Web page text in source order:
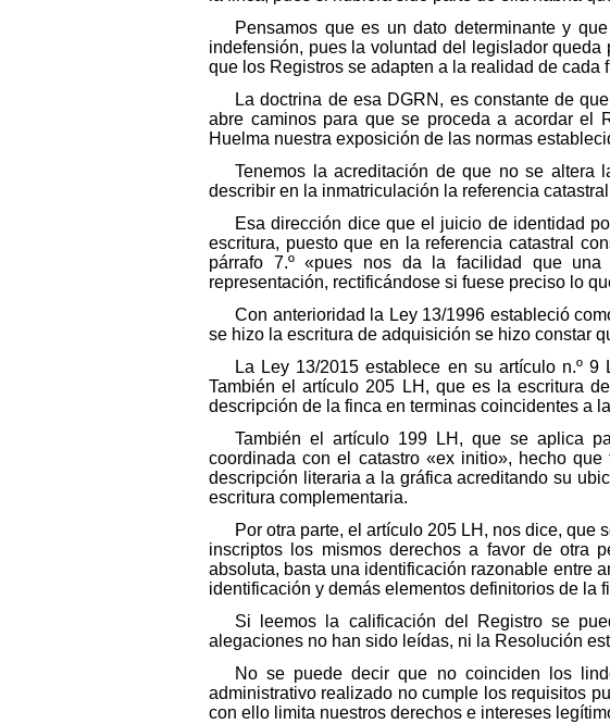
Pensamos que es un dato determinante y
indefensión, pues la voluntad del legislador
que los Registros se adapten a la realidad de cada
La doctrina de esa DGRN, es constante de
abre caminos para que se proceda a acordar el
Huelma nuestra exposición de las normas
Tenemos la acreditación de que no se
describir en la inmatriculación la referencia
Esa dirección dice que el juicio de identidad
escritura, puesto que en la referencia catastral
párrafo 7.º «pues nos da la facilidad que
representación, rectificándose si fuese preciso lo
Con anterioridad la Ley 13/1996 estableció
se hizo la escritura de adquisición se hizo constar
La Ley 13/2015 establece en su artículo n.º
También el artículo 205 LH, que es la escritura
descripción de la finca en terminas coincidentes a
También el artículo 199 LH, que se aplica
coordinada con el catastro «ex initio», hecho
descripción literaria a la gráfica acreditando su
escritura complementaria.
Por otra parte, el artículo 205 LH, nos dice,
inscriptos los mismos derechos a favor de otra
absoluta, basta una identificación razonable entre
identificación y demás elementos definitorios de la
Si leemos la calificación del Registro se
alegaciones no han sido leídas, ni la Resolución
No se puede decir que no coinciden los
administrativo realizado no cumple los requisitos
con ello limita nuestros derechos e intereses